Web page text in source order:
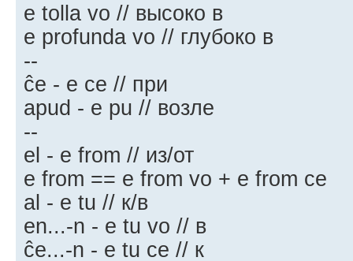
e tolla vo // высоко в
e profunda vo // глубоко в
--
ĉe - e ce // при
apud - e pu // возле
--
el - e from // из/от
e from == e from vo + e from ce
al - e tu // к/в
en...-n - e tu vo // в
ĉe...-n - e tu ce // к